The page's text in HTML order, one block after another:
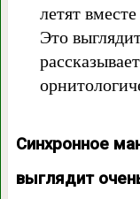
летят
Это
Синхронное
выглядит